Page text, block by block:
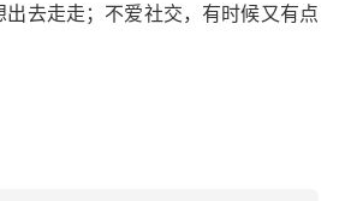
去走走；不爱社交，有时候又有点